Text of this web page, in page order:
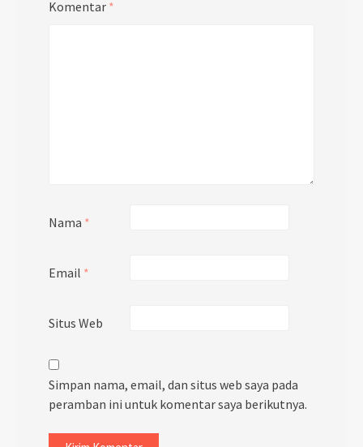
Komentar *
Nama *
Email *
Situs Web
Simpan nama, email, dan situs web saya pada
peramban ini untuk komentar saya berikutnya.